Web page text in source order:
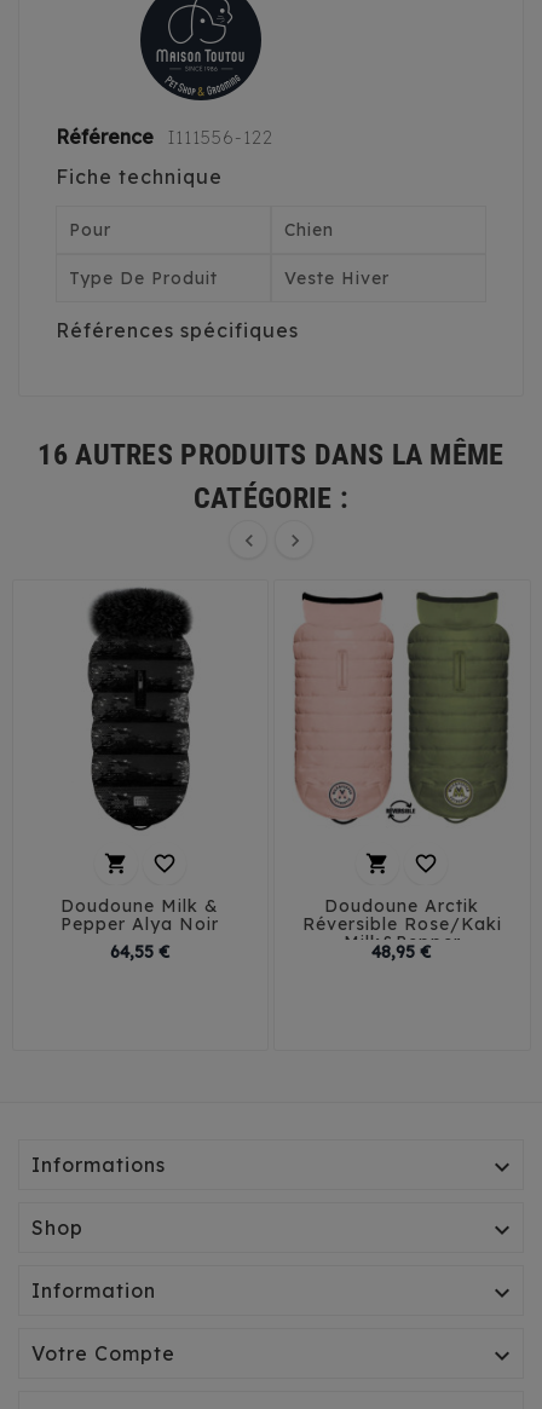
Référence I111556-122
Fiche technique
Pour Chien
Type De Produit Veste Hiver
Références spécifiques
16 AUTRES PRODUITS DANS LA MÊME
CATÉGORIE :
 
 
Doudoune Milk &
Pepper Alya Noir
64,55 €Prix
 
Doudoune Arctik
Réversible Rose/Kaki
Milk&Pepper
48,95 €
Informations 
Shop 
Information 
Votre Compte 